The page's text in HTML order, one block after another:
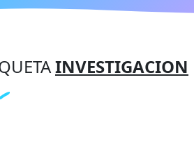
INVESTIGACION